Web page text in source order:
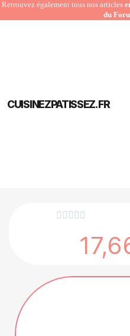
Retrouvez également tous nos articles
du
CUISINEZPATISSEZ.FR
    